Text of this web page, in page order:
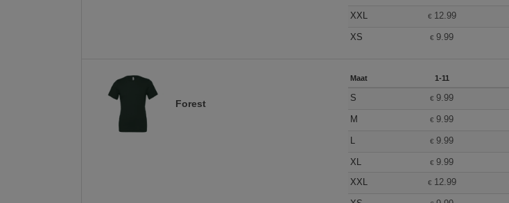
XXL € 12.99
XS €9.99
Forest
Maat 1-11
S €9.99
M €9.99
L €9.99
XL €9.99
XXL
€ 12.99